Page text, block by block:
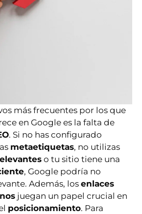
más frecuentes por los que
en Google es la falta de
. Si no has configurado
metaetiquetas, no utilizas
o tu sitio tiene una
, Google podría no
Además, los enlaces
juegan un papel crucial en
posicionamiento. Para